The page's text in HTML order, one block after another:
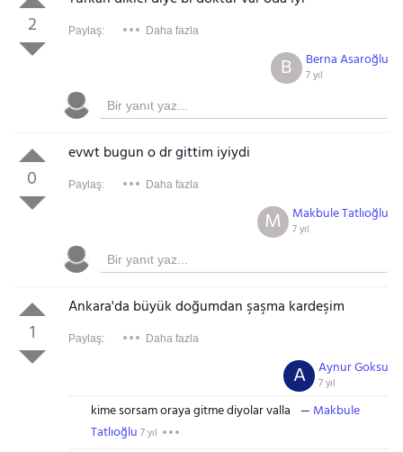
2 Paylaş: Daha fazla
Berna Asaroğlu
7 yıl
B
0
evwt bugun o dr gittim iyiydi
Paylaş: Daha fazla
Makbule Tatlıoğlu
7 yıl
M
1
Ankara'da büyük doğumdan şaşma kardeşim
Paylaş: Daha fazla
Aynur Goksu
7 yıl
A
kime sorsam oraya gitme diyolar valla
Makbule
Tatlıoğlu 7 yıl